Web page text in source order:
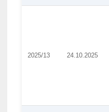
2025/13 24.10.2025